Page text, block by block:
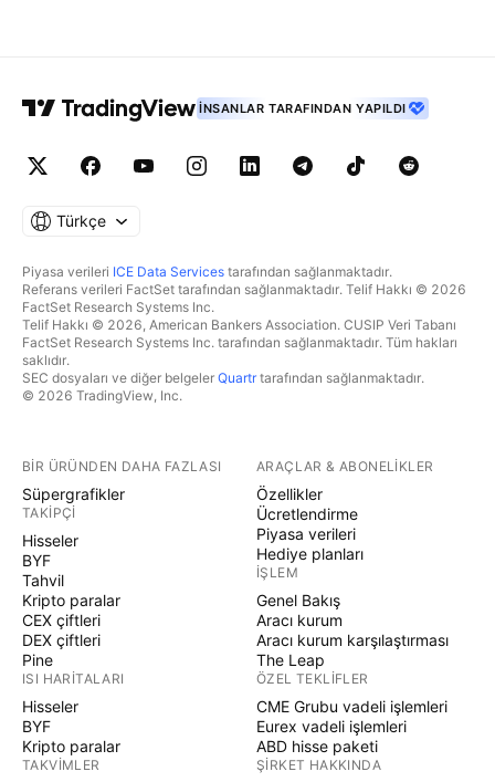
İNSANLAR TARAFINDAN YAPILDI
Türkçe
Piyasa verileri ICE Data Services tarafından sağlanmaktadır.
Referans verileri FactSet tarafından sağlanmaktadır. Telif Hakkı © 2026
FactSet Research Systems Inc.
Telif Hakkı © 2026, American Bankers Association. CUSIP Veri Tabanı
FactSet Research Systems Inc. tarafından sağlanmaktadır. Tüm hakları
saklıdır.
SEC dosyaları ve diğer belgeler Quartrtarafından sağlanmaktadır.
© 2026 TradingView, Inc.
BIR ÜRÜNDEN DAHA FAZLASI
Süpergrafikler
TAKIPÇI
Hisseler
BYF
Tahvil
Kripto paralar
CEX çiftleri
DEX çiftleri
Pine
ISI HARITALARI
Hisseler
BYF
Kripto paralar
TAKVIMLER
ARAÇLAR & ABONELIKLER
Özellikler
Ücretlendirme
Piyasa verileri
Hediye planları
İŞLEM
Genel Bakış
Aracı kurum
Aracı kurum karşılaştırması
The Leap
ÖZEL TEKLIFLER
CME Grubu vadeli işlemleri
Eurex vadeli işlemleri
ABD hisse paketi
ŞIRKET HAKKINDA